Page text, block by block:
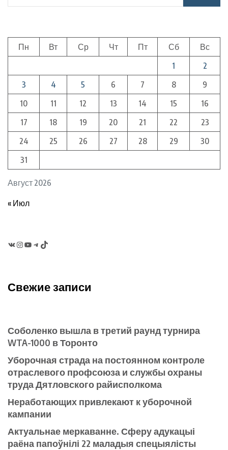
Август 2026
Пн Вт Ср Чт Пт Сб
Вс
1
2
3
4 5 6 7 8
9
10
11 12 13 14 15
16
17
18 19 20 21 22
23
24
25 26 27 28 29
30
31
« Июл
Instagram
YouTubeTelegram
TikTok
Свежие записи
Соболенко вышла в третий раунд турнира
WTA-1000 в Торонто
Уборочная страда на постоянном контроле
отраслевого профсоюза и службы охраны
труда Дятловского райисполкома
Неработающих привлекают к уборочной
кампании
Актуальнае меркаванне. Сферу адукацыі
раёна папоўнілі 22 маладыя спецыялісты